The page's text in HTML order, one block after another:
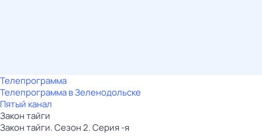
Телепрограмма
Телепрограмма в Зеленодольске
Пятый канал
Закон тайги
Закон тайги. Сезон 2. Серия -я